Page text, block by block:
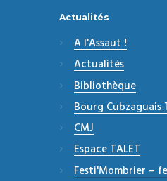
Actualités
A l'Assaut !
Actualités
Bibliothèque
Bourg Cubzaguais
CMJ
Espace TALET
Festi'Mombrier –